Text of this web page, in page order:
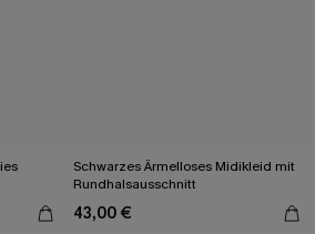
Schwarzes Ärmelloses Midikleid mit
Rundhalsausschnitt
43,00 €